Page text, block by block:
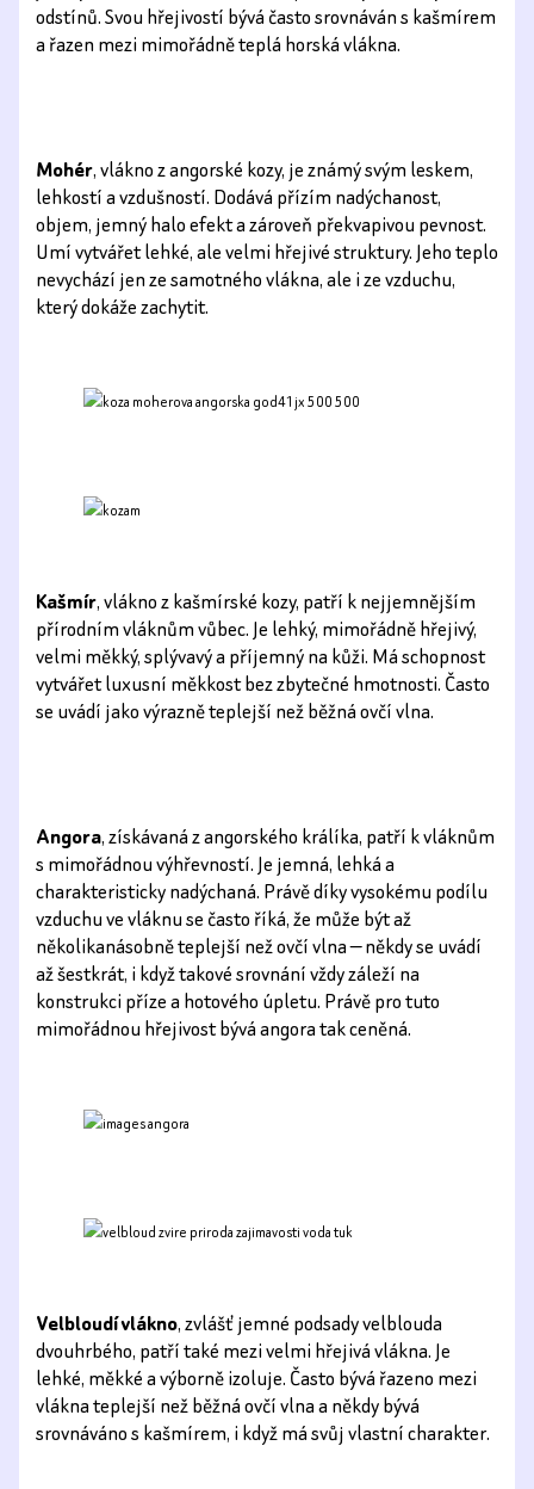
odstínů. Svou hřejivostí bývá často srovnáván s kašmírem
a řazen mezi mimořádně teplá horská vlákna.
Mohér, vlákno z angorské kozy, je známý svým leskem,
lehkostí a vzdušností. Dodává přízím nadýchanost,
objem, jemný halo efekt a zároveň překvapivou pevnost.
Umí vytvářet lehké, ale velmi hřejivé struktury. Jeho teplo
nevychází jen ze samotného vlákna, ale i ze vzduchu,
který dokáže zachytit.
Kašmír, vlákno z kašmírské kozy, patří k nejjemnějším
přírodním vláknům vůbec. Je lehký, mimořádně hřejivý,
velmi měkký, splývavý a příjemný na kůži. Má schopnost
vytvářet luxusní měkkost bez zbytečné hmotnosti. Často
se uvádí jako výrazně teplejší než běžná ovčí vlna.
Angora, získávaná z angorského králíka, patří k vláknům
s mimořádnou výhřevností. Je jemná, lehká a
charakteristicky nadýchaná. Právě díky vysokému podílu
vzduchu ve vláknu se často říká, že může být až
několikanásobně teplejší než ovčí vlna — někdy se uvádí
až šestkrát, i když takové srovnání vždy záleží na
konstrukci příze a hotového úpletu. Právě pro tuto
mimořádnou hřejivost bývá angora tak ceněná.
Velbloudí vlákno, zvlášť jemné podsady velblouda
dvouhrbého, patří také mezi velmi hřejivá vlákna. Je
lehké, měkké a výborně izoluje. Často bývá řazeno mezi
vlákna teplejší než běžná ovčí vlna a někdy bývá
srovnáváno s kašmírem, i když má svůj vlastní charakter.